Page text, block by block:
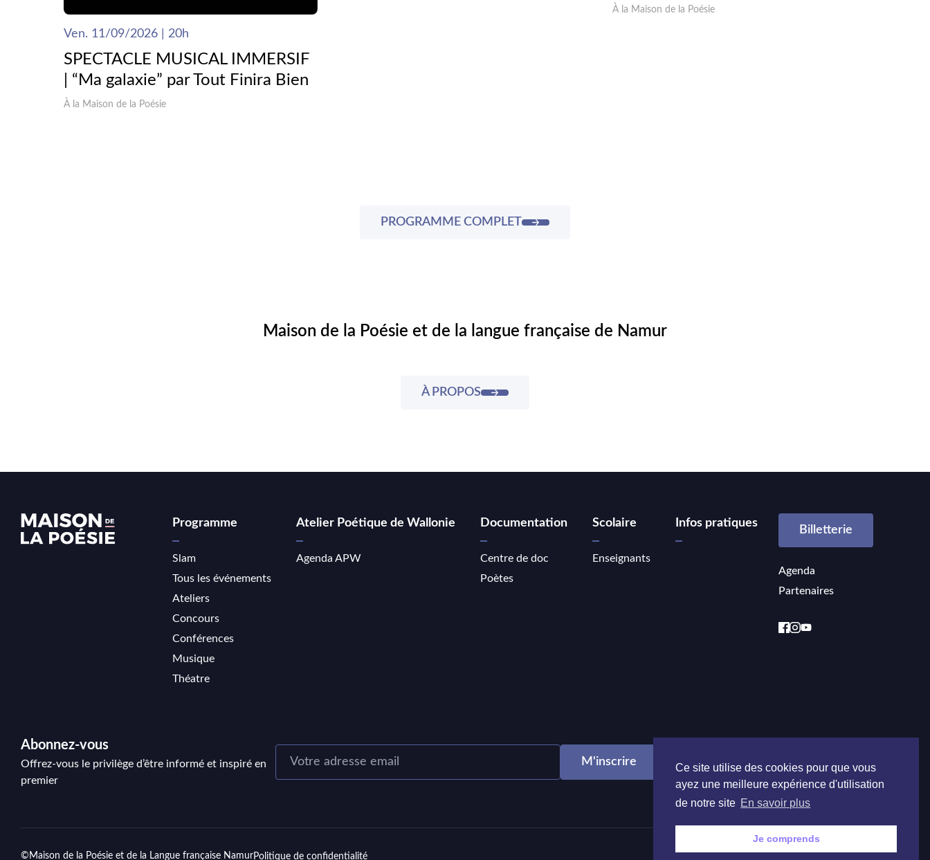
Ven. 11/09/2026 | 20h
SPECTACLE MUSICAL IMMERSIF
| “Ma galaxie” par Tout Finira Bien
À la Maison de la Poésie
À la Maison de la Poésie
PROGRAMME COMPLET
Maison de la Poésie et de la langue française de Namur
À PROPOS
Programme
Slam
Tous les événements
Ateliers
Concours
Conférences
Musique
Théatre
Atelier Poétique de Wallonie
Agenda APW
Documentation
Centre de doc
Poètes
Scolaire
Enseignants
Infos pratiques
Billetterie
Agenda
Partenaires
Abonnez-vous
Offrez-vous le privilège d’être informé et inspiré en
premier
©Maison de la Poésie et de la Langue française NamurPolitique de confidentialité
Ce site utilise des cookies pour que vous
ayez une meilleure expérience d'utilisation
de notre site En savoir plus
Je comprends